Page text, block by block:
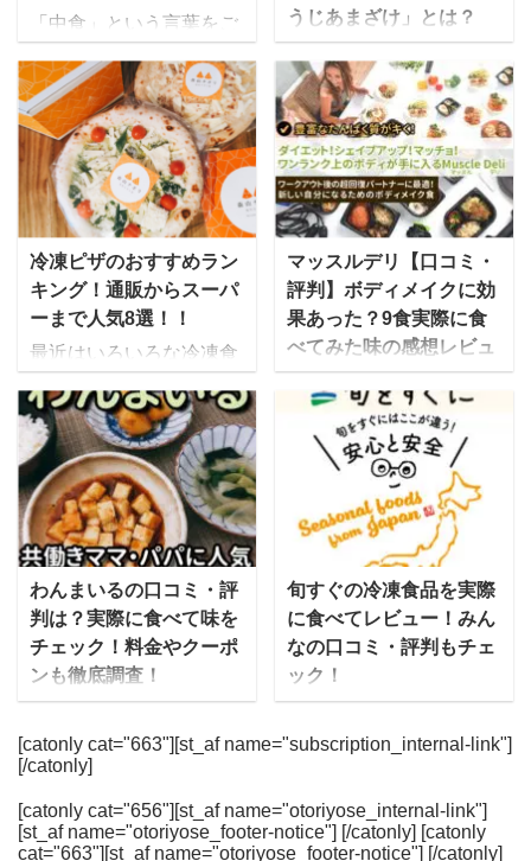
「中食」という言葉をご
スなどでも取り上げられ
たこともありますが、
「聞いたことはあるけれ
ど詳しくは知らない」と
いう方が多いのではない
かと思います。 「外食」
や「内食」とは異なるま
ったく新しい食事形態と
して、2000年代初頭から
時代に「手軽に美味しい
ものを食べることができ
る食事形式」として改め
て注目されています。 豆
知識 「中食」の読み方は
「ちゅうしょく」や「な
かじき」など様々です
が、現在は「なかしょ
く」という読み方が主流
です。 また新型コロナウ
...
うじあまざけ」とは？
いわれ、注目され始めて
いるあまざけを現代のス
タイルで提供する
Amazake Lab.代表の山
本茜さんにお話を伺いま
した。 Amazake Lab.と
は？ mealee 本日は取材
に応じていただき、あり
がとうございます。最初
に自己紹介をお願いいた
Amazake Lab.代表の山
本茜です。現在共同創業
した3名のメンバーと共
に生・濃縮のこうじあま
ざけ専門ブランド
「Amazake Lab.」を展
開しています。 また、個
人では麹士として発酵食
品づくりのワークショッ
プや、発酵食 ...
冷凍ピザのおすすめラン
キング！通販からスーパ
ーまで人気8選！！
最近はいろいろな冷凍食
が、昔に比べるとどれも
美味しくなっていると思
いませんか？ 冷凍食品が
美味しくなった訳は家電
製品の進化にあると言わ
れており、電子レンジの
普及によって冷凍食品は
昔よりも美味しくなった
とされています。 今回は
そんな冷凍食品の中から
入できる人気商品を厳選
してご紹介していきま
す。 お店以上のもの
も！？冷凍ピザの魅力と
マッスルデリ【口コミ・
評判】ボディメイクに効
果あった？9食実際に食
べてみた味の感想レビュ
ー【写真付】
マッスルデリは、積極的
にトレーニングし、ボデ
ィメイクに取り組んでい
る人のための、たんぱく
質が豊富な食事セットを
届けてくれるサービスで
す。ダイエットだけでな
く増量期も見すえている
のが特徴です。 2019年
からはアスリートとも提
ている人気の宅食です。
（MAITAIN）、増量
（GAIN）の３つのプラ
わんまいるの口コミ・評
判は？実際に食べて味を
チェック！料金やクーポ
ンも徹底調査！
は、合成保存料無添加の
安心感と味にこだわった
スです。 流水解凍・湯せ
んなどで簡単に準備が出
旬すぐの冷凍食品を実際
に食べてレビュー！みん
なの口コミ・評判もチェ
ック！
会社ファンデリーが運営
「旬すぐ」とも呼ばれて
います。 信頼の置ける生
[catonly cat="663"][st_af name="subscription_internal-link"]
[/catonly]
[catonly cat="656"][st_af name="otoriyose_internal-link"]
[st_af name="otoriyose_footer-notice"] [/catonly] [catonly
cat="663"][st_af name="otoriyose_footer-notice"] [/catonly]